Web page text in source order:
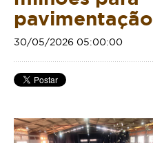
pavimentação
30/05/2026 05:00:00